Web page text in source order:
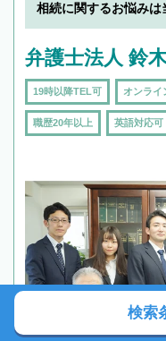
相続に関するお悩みは
弁護士法人 鈴
19時以降TEL可 オンライ
職歴20年以上 英語対応可
検索